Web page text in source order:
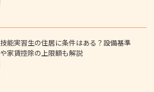
技能実習生の住居に条件はある？設備基準
や家賃控除の上限額も解説